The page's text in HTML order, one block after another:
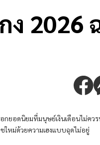
ง 2026
อกยอดนิยมที่มนุษย์เงินเดือนไม่ค
หม่ด้วยความเฮงแบบฉุดไม่อยู่